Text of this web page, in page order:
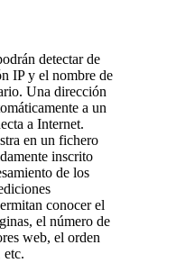
detectar de
IP y el nombre de
Una dirección
a un
a Internet.
en un fichero
inscrito
de los
conocer el
el número de
web, el orden
etc.